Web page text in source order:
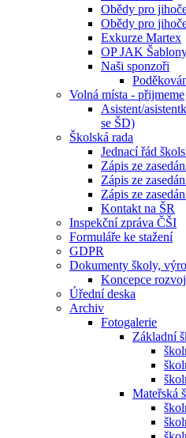
Obědy pro
Obědy pro
Exkurze Martex
OP JAK
Naši sponzoři
Volná místa - přijmeme
Asistent/
se ŠD)
Školská rada
Jednací řád
Zápis ze
Zápis ze
Zápis ze
Kontakt na ŠR
Inspekční zpráva ČŠI
Formuláře ke stažení
GDPR
Dokumenty školy,
Koncepce
Úřední deska
Archiv
Fotogalerie
Základní
Mateřská